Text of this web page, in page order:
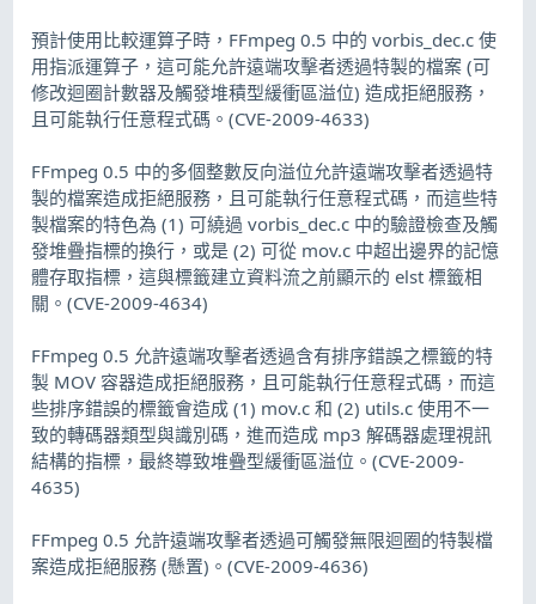
預計使用比較運算子時，FFmpeg 0.5 中的 vorbis_dec.c 使
用指派運算子，這可能允許遠端攻擊者透過特製的檔案 (可
修改迴圈計數器及觸發堆積型緩衝區溢位) 造成拒絕服務，
且可能執行任意程式碼。(CVE-2009-4633)
FFmpeg 0.5 中的多個整數反向溢位允許遠端攻擊者透過特
製的檔案造成拒絕服務，且可能執行任意程式碼，而這些特
製檔案的特色為 (1) 可繞過 vorbis_dec.c 中的驗證檢查及觸
發堆疊指標的換行，或是 (2) 可從 mov.c 中超出邊界的記憶
體存取指標，這與標籤建立資料流之前顯示的 elst 標籤相
關。(CVE-2009-4634)
FFmpeg 0.5 允許遠端攻擊者透過含有排序錯誤之標籤的特
製 MOV 容器造成拒絕服務，且可能執行任意程式碼，而這
些排序錯誤的標籤會造成 (1) mov.c 和 (2) utils.c 使用不一
致的轉碼器類型與識別碼，進而造成 mp3 解碼器處理視訊
結構的指標，最終導致堆疊型緩衝區溢位。(CVE-2009-
4635)
FFmpeg 0.5 允許遠端攻擊者透過可觸發無限迴圈的特製檔
案造成拒絕服務 (懸置)。(CVE-2009-4636)